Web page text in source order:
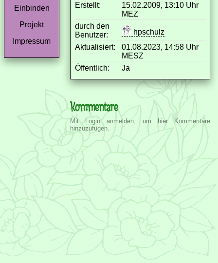
Einbinden
Projekt
Impressum
Erstellt:
15.02.2009, 13:10 Uhr
MEZ
durch den
Benutzer:
hpschulz
Aktualisiert:
01.08.2023, 14:58 Uhr
MESZ
Öffentlich:
Ja
Kommentare
MitLoginanmelden, um hier Kommentare
hinzuzufügen.